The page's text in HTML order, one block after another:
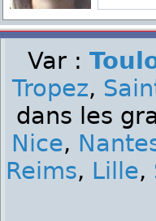
Var :
Tropez,
dans les
Nice,
Reims, Lille,